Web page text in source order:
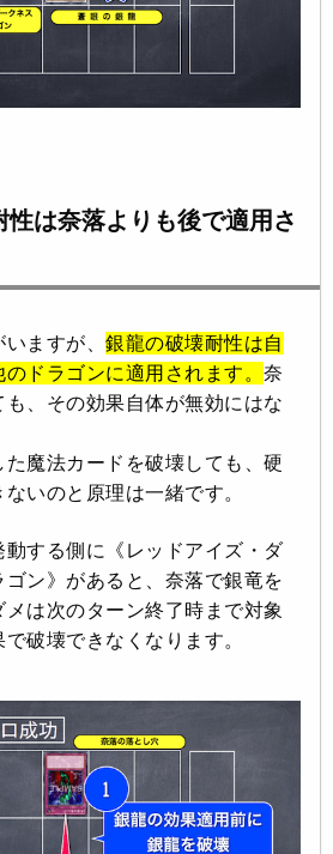
は奈落よりも後で適用さ
ますが、 銀龍の破壊耐性は自
ドラゴンに適用されます。 奈
、その効果自体が無効にはな
魔法カードを破壊しても、硬
いのと原理は一緒です。
する側に《レッドアイズ・ダ
ン》があると、奈落で銀竜を
は次のターン終了時まで対象
破壊できなくなります。